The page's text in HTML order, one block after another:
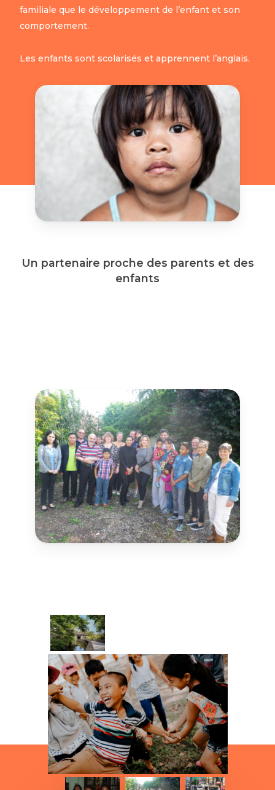
familiale que le développement de l’enfant et son
comportement.
Les enfants sont scolarisés et apprennent l’anglais.
Un partenaire proche des parents et des
enfants